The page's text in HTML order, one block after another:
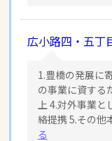
広小路四・五丁
1.豊橋の発展に
の事業に資する
上 4.対外事業と
絡提携 5.その他
る